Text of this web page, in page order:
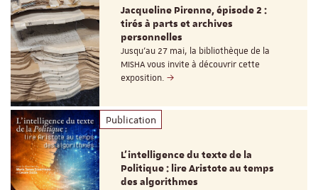
Jacqueline Pirenne, épisode 2 :
tirés à parts et archives
personnelles
Jusqu’au 27 mai, la bibliothèque de la
MISHA vous invite à découvrir cette
exposition.
Publication
L’intelligence du texte de la
Politique : lire Aristote au temps
des algorithmes